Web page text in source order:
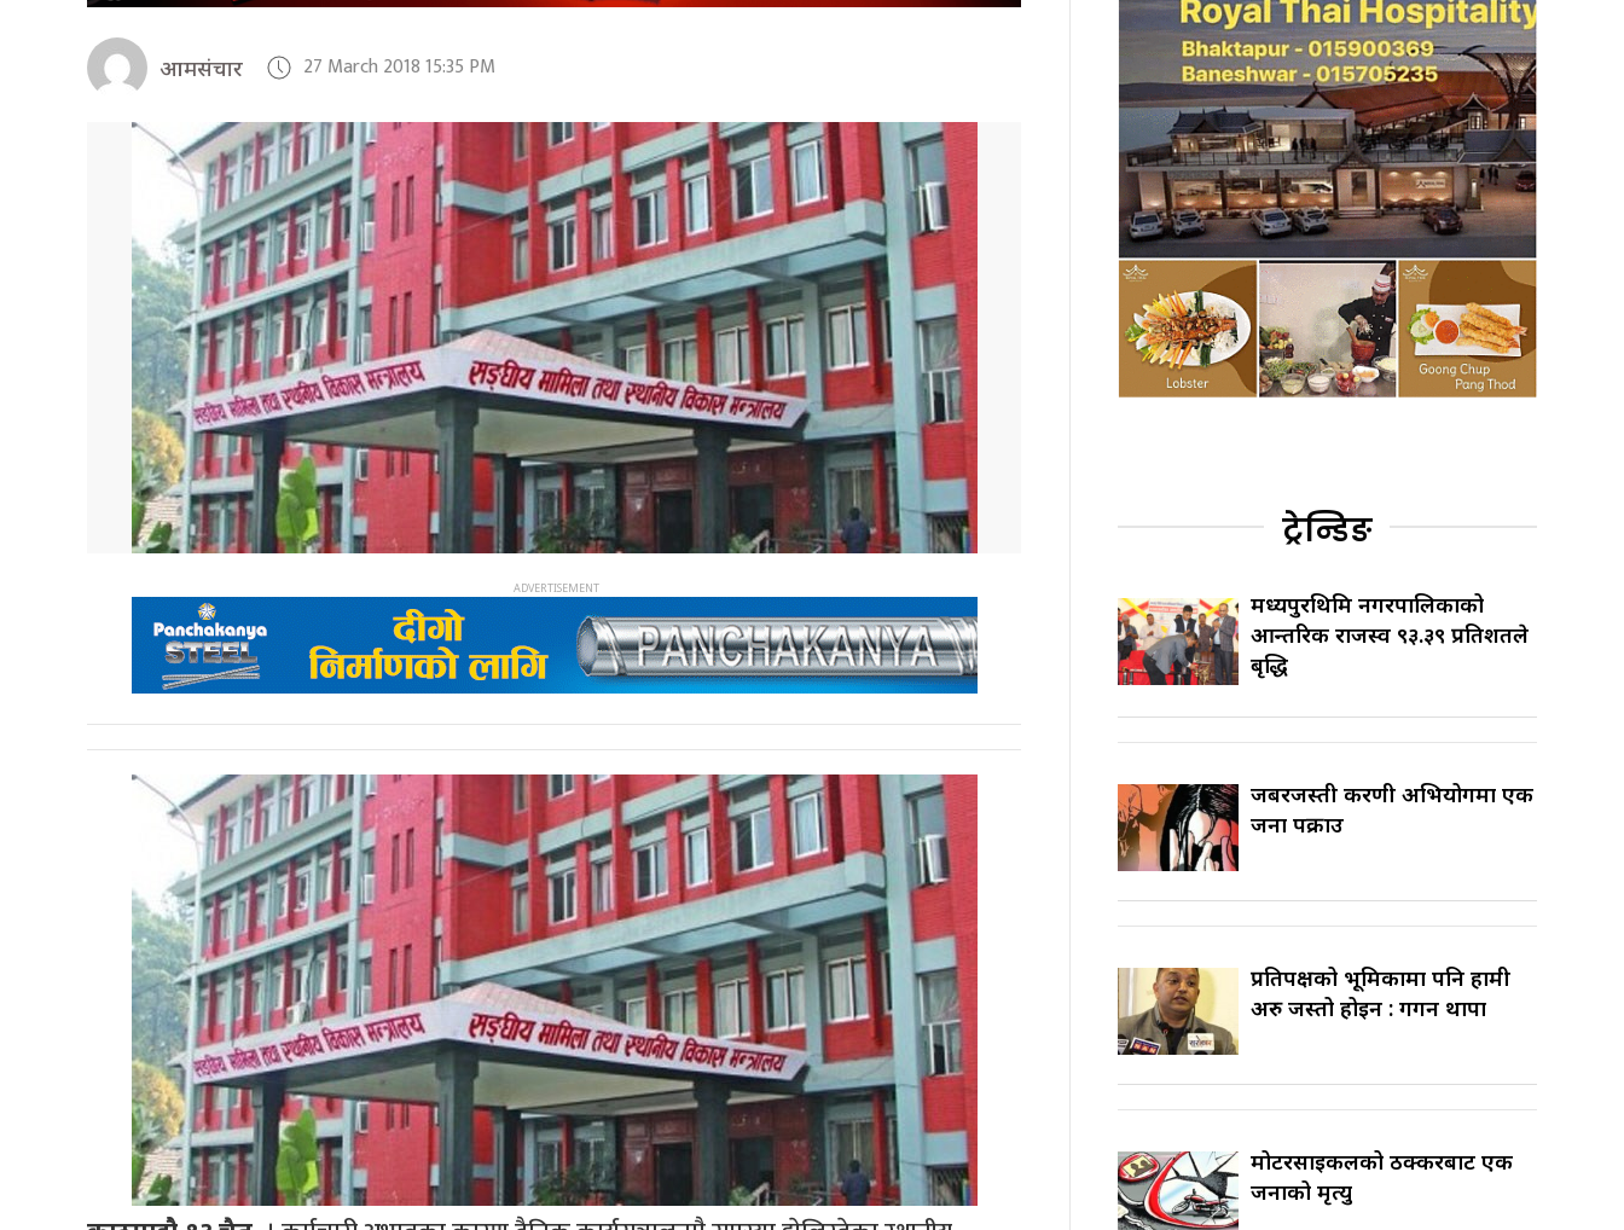
आमसंचार 27 March 2018 15:35 PM
ट्रेन्डिङ
मध्यपुरथिमि नगरपालिकाको
आन्तरिक राजस्व ९३.३९ प्रतिशतले
बृद्धि
जबरजस्ती करणी अभियोगमा एक
जना पक्राउ
प्रतिपक्षको भूमिकामा पनि हामी
अरु जस्तो होइन : गगन थापा
मोटरसाइकलको ठक्करबाट एक
जनाको मृत्यु